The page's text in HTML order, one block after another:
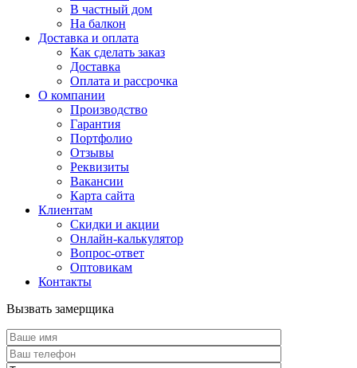
В частный дом
На балкон
Доставка и оплата
Как сделать заказ
Доставка
Оплата и рассрочка
О компании
Производство
Гарантия
Портфолио
Отзывы
Реквизиты
Вакансии
Карта сайта
Клиентам
Скидки и акции
Онлайн-калькулятор
Вопрос-ответ
Оптовикам
Контакты
Вызвать замерщика